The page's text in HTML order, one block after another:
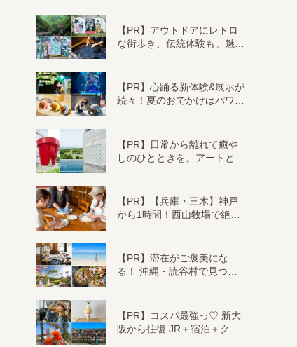
【PR】アウトドアにレトロ
な街歩き、伝統体験も。魅…
【PR】心踊る新体験&展示が
続々！夏のおでかけはパワ…
【PR】日常から離れて癒や
しのひとときを。アートと…
【PR】【兵庫・三木】神戸
から1時間！西山牧場で絶…
【PR】滞在がご褒美にな
る！ 沖縄・読谷村で見つ…
【PR】コスパ最強っ♡ 新大
阪から往復 JR＋宿泊＋ク…